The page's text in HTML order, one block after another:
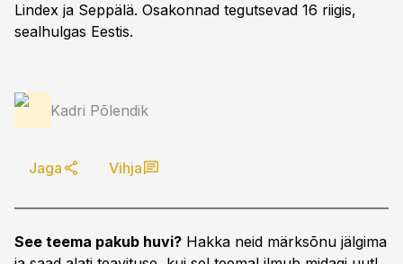
Lindex ja Seppälä. Osakonnad tegutsevad 16 riigis,
sealhulgas Eestis.
Kadri Põlendik
Jaga Vihja
See teema pakub huvi? Hakka neid märksõnu jälgima